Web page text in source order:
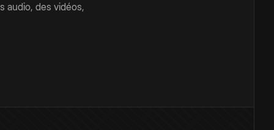
audio, des vidéos,